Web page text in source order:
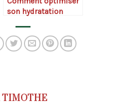
son hydratation
TIMOTHE